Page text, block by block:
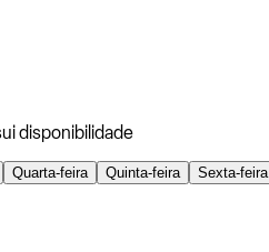
disponibilidade
Quarta-feira Quinta-feira Sexta-feira